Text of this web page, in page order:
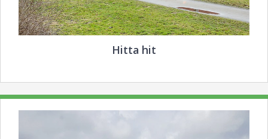
Hitta hit